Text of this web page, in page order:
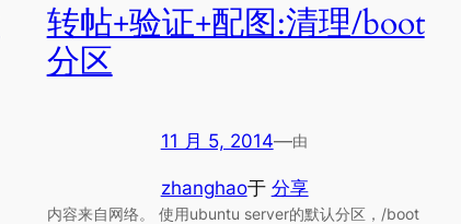
转帖+验证+配图:清理/boot
分区
11 月 5, 2014—由
zhanghao于 分享
内容来自网络。 使用ubuntu server的默认分区，/boot